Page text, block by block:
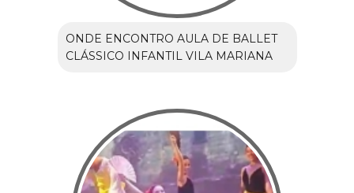
ONDE ENCONTRO AULA DE BALLET
CLÁSSICO INFANTIL VILA MARIANA